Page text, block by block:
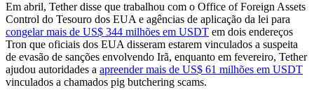
Em abril, Tether disse que trabalhou com o Office of Foreign Assets
Control do Tesouro dos EUA e agências de aplicação da lei para
congelar mais de US$ 344 milhões em USDT em dois endereços
Tron que oficiais dos EUA disseram estarem vinculados a suspeita
de evasão de sanções envolvendo Irã, enquanto em fevereiro, Tether
ajudou autoridades a apreender mais de US$ 61 milhões em USDT
vinculados a chamados pig butchering scams.